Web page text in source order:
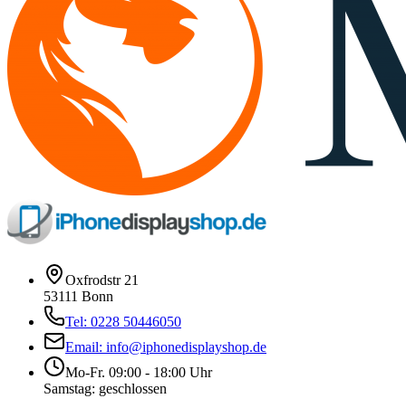
Oxfrodstr 21
53111 Bonn
Tel: 0228 50446050
Email: info@iphonedisplayshop.de
Mo-Fr. 09:00 - 18:00 Uhr
Samstag: geschlossen